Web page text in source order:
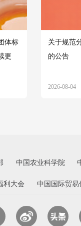
体标
更
关于规范
的公告
2026-08-04
中国农业科学院
利大会 中国国际贸易